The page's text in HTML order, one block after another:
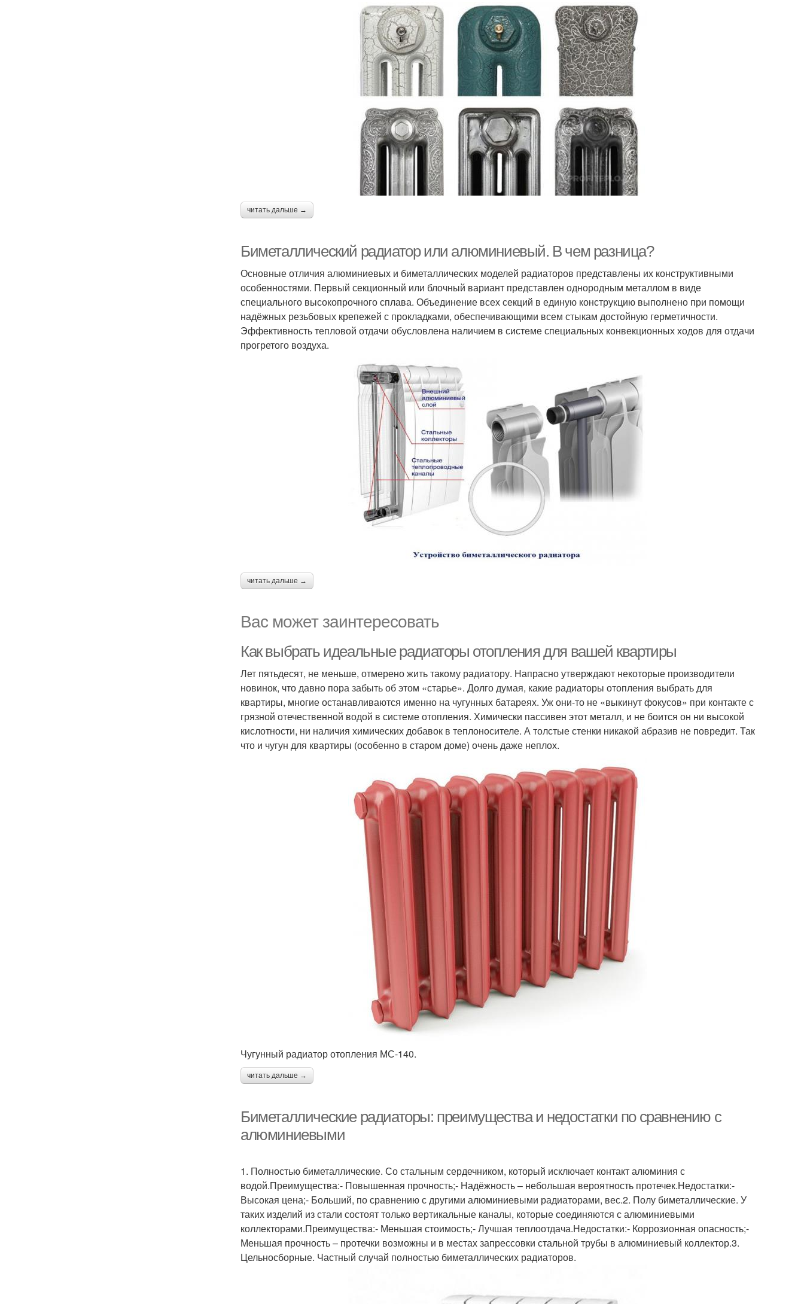
читать дальше →
Биметаллический радиатор или алюминиевый. В чем разница?
Основные отличия алюминиевых и биметаллических моделей радиаторов представлены их конструктивными
особенностями. Первый секционный или блочный вариант представлен однородным металлом в виде
специального высокопрочного сплава. Объединение всех секций в единую конструкцию выполнено при помощи
надёжных резьбовых крепежей с прокладками, обеспечивающими всем стыкам достойную герметичности.
Эффективность тепловой отдачи обусловлена наличием в системе специальных конвекционных ходов для отдачи
прогретого воздуха.
читать дальше →
Вас может заинтересовать
Как выбрать идеальные радиаторы отопления для вашей квартиры
Лет пятьдесят, не меньше, отмерено жить такому радиатору. Напрасно утверждают некоторые производители
новинок, что давно пора забыть об этом «старье». Долго думая, какие радиаторы отопления выбрать для
квартиры, многие останавливаются именно на чугунных батареях. Уж они-то не «выкинут фокусов» при контакте с
грязной отечественной водой в системе отопления. Химически пассивен этот металл, и не боится он ни высокой
кислотности, ни наличия химических добавок в теплоносителе. А толстые стенки никакой абразив не повредит. Так
что и чугун для квартиры (особенно в старом доме) очень даже неплох.
Чугунный радиатор отопления МС-140.
читать дальше →
Биметаллические радиаторы: преимущества и недостатки по сравнению с
алюминиевыми
1. Полностью биметаллические. Со стальным сердечником, который исключает контакт алюминия с
водой.Преимущества:- Повышенная прочность;- Надёжность – небольшая вероятность протечек.Недостатки:-
Высокая цена;- Больший, по сравнению с другими алюминиевыми радиаторами, вес.2. Полу биметаллические. У
таких изделий из стали состоят только вертикальные каналы, которые соединяются с алюминиевыми
коллекторами.Преимущества:- Меньшая стоимость;- Лучшая теплоотдача.Недостатки:- Коррозионная опасность;-
Меньшая прочность – протечки возможны и в местах запрессовки стальной трубы в алюминиевый коллектор.3.
Цельносборные. Частный случай полностью биметаллических радиаторов.